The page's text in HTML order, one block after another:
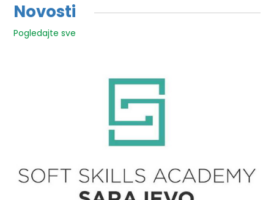
Novosti
Pogledajte sve